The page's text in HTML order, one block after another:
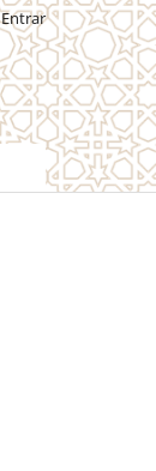
Entrar